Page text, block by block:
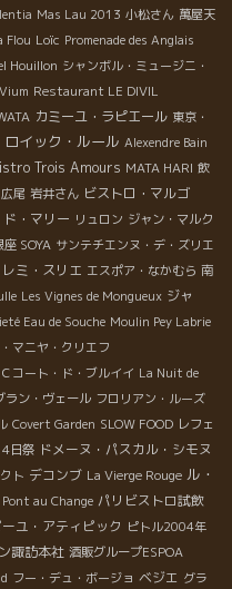
Mas Lau 2013 小松さん 萬屋天
Flou Loïc Promenade des Anglais
Houillon シャンボル・ミュージニ・
Restaurant LE DIVIL
カミーユ・ラピエール 東京・
ロイック・ルール Alexendre Bain
Trois Amours MATA HARI 飲
尾 岩井さん ビストロ・マルゴ
・マリー リュロン ジャン・マルク
座 SOYA サンテチエンヌ・デ・ズリエ
レミ・スリエ エスポア・なかむら 南
Les Vignes de Mongueux ジャ
Eau de Souche Moulin Pey Labrie
マニヤ・クリエフ
コート・ド・ブルイイ La Nuit de
ラン・ヴェール フロリアン・ルーズ
Covert Garden SLOW FOOD レフェ
日祭 ドメーヌ・パスカル・シモヌ
ト デコンブ La Vierge Rouge ル・
Pont au Change パリビストロ試飲
ユ・アティピック ピトル2004年
諏訪本社 酒販グループESPOA
フー・デュ・ボージョ ベジエ グラ